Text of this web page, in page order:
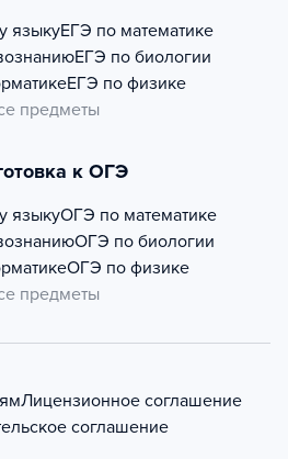
языкуЕГЭ по математике
ЕГЭ по биологии
ЕГЭ по физике
предметы
к ОГЭ
языкуОГЭ по математике
ОГЭ по биологии
ОГЭ по физике
предметы
Лицензионное соглашение
соглашение